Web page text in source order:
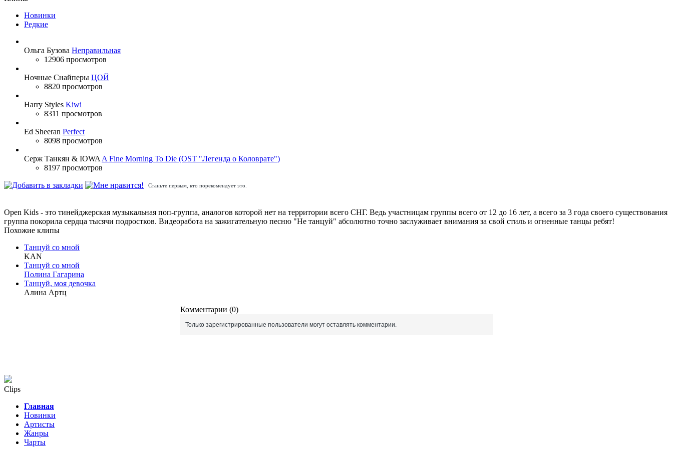
Новинки
Редкие
Ольга Бузова Неправильная
12906 просмотров
Ночные Снайперы ЦОЙ
8820 просмотров
Harry Styles Kiwi
8311 просмотров
Ed Sheeran Perfect
8098 просмотров
Серж Танкян & IOWA A Fine Morning To Die (OST "Легенда о Коловрате")
8197 просмотров
Станьте первым, кто порекомендует это.
Open Kids - это тинейджерская музыкальная поп-группа, аналогов которой нет на территории всего СНГ. Ведь участницам группы всего от 12 до 16 лет, а всего за 3 года своего существования
группа покорила сердца тысячи подростков. Видеоработа на зажигательную песню "Не танцуй" абсолютно точно заслуживает внимания за свой стиль и огненные танцы ребят!
Похожие клипы
Танцуй со мной
KAN
Танцуй со мной
Полина Гагарина
Танцуй, моя девочка
Алина Артц
Комментарии (0)
Только зарегистрированные пользователи могут оставлять комментарии.
Clips
Главная
Новинки
Артисты
Жанры
Чарты